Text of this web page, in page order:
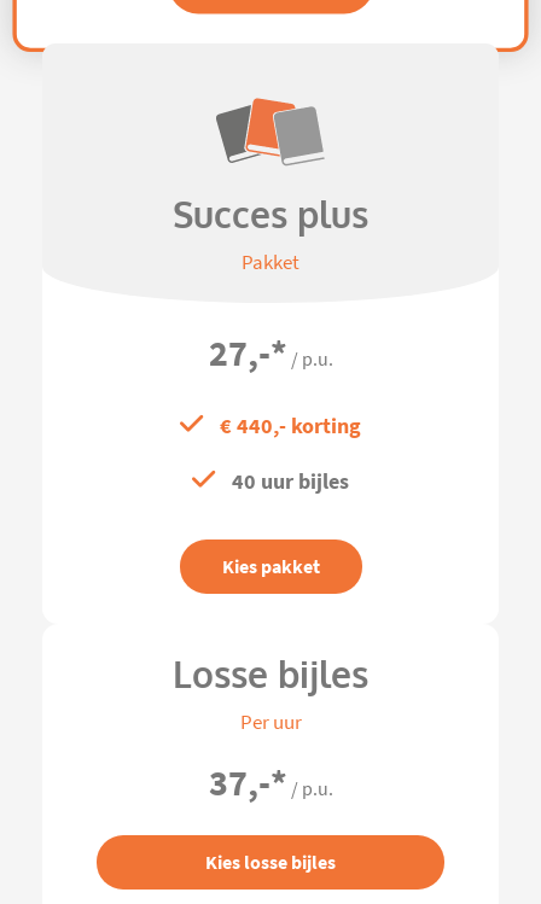
Succes plus
Pakket
27,-* / p.u.
€ 440,- korting
40 uur bijles
Kies pakket
Losse bijles
Per uur
37,-* / p.u.
Kies losse bijles